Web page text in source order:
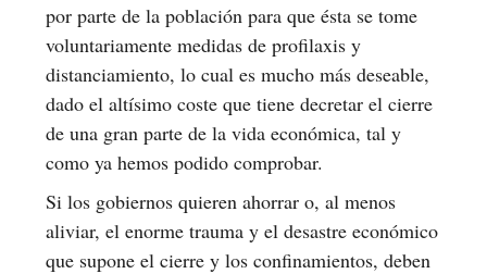
por parte de la población para que ésta se tome
voluntariamente medidas de profilaxis y
distanciamiento, lo cual es mucho más deseable,
dado el altísimo coste que tiene decretar el cierre
de una gran parte de la vida económica, tal y
como ya hemos podido comprobar.
Si los gobiernos quieren ahorrar o, al menos
aliviar, el enorme trauma y el desastre económico
que supone el cierre y los confinamientos, deben